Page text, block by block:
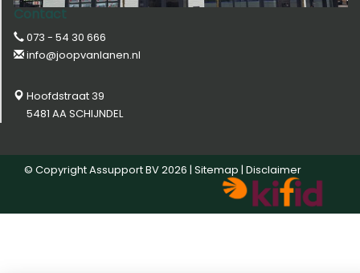
Contact
073 - 54 30 666
info@joopvanlanen.nl
Hoofdstraat 39
5481 AA SCHIJNDEL
© CopyrightAssupport BV2026 | Sitemap | Disclaimer